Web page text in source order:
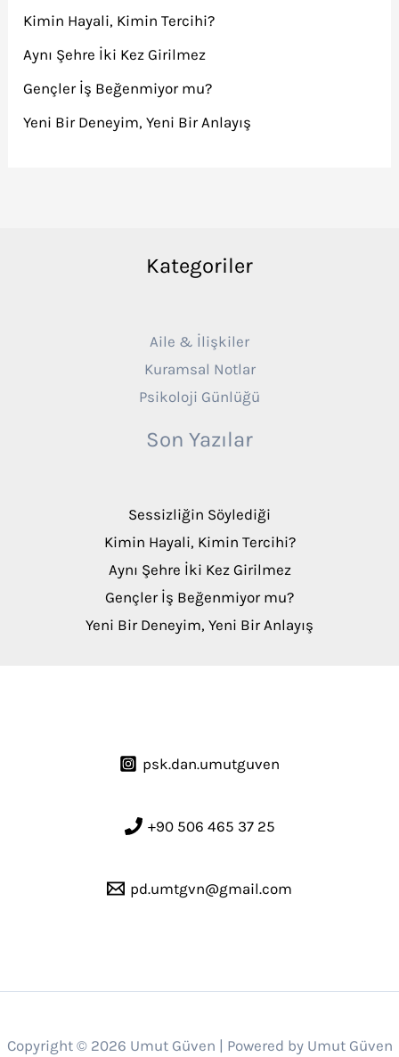
Kimin Hayali, Kimin Tercihi?
Aynı Şehre İki Kez Girilmez
Gençler İş Beğenmiyor mu?
Yeni Bir Deneyim, Yeni Bir Anlayış
Kategoriler
Aile & İlişkiler
Kuramsal Notlar
Psikoloji Günlüğü
Son Yazılar
Sessizliğin Söylediği
Kimin Hayali, Kimin Tercihi?
Aynı Şehre İki Kez Girilmez
Gençler İş Beğenmiyor mu?
Yeni Bir Deneyim, Yeni Bir Anlayış
psk.dan.umutguven
+90 506 465 37 25
pd.umtgvn@gmail.com
Copyright © 2026 Umut Güven | Powered by Umut Güven